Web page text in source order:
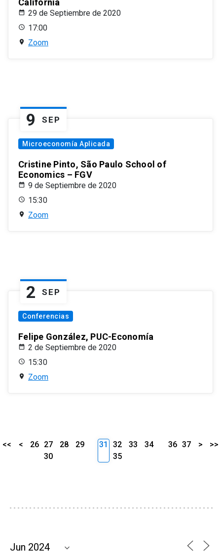
California
29 de Septiembre de 2020
17:00
Zoom
9 SEP
Microeconomía Aplicada
Cristine Pinto, São Paulo School of
Economics – FGV
9 de Septiembre de 2020
15:30
Zoom
2 SEP
Conferencias
Felipe González, PUC-Economía
2 de Septiembre de 2020
15:30
Zoom
<< < 26 27 28
29
30
31 32 33
34
35
36 37 > >>